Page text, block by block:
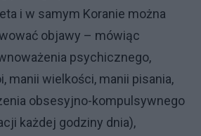
i w samym Koranie można
objawy – mówiąc
psychicznego,
manii wielkości, manii pisania,
obsesyjno-kompulsywnego
każdej godziny dnia),